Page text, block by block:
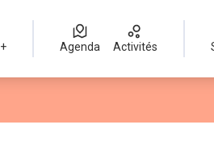
Agenda Activités